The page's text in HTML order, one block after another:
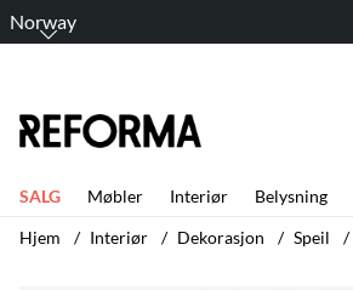
Norway
SALG Møbler Interiør Belysning
Hjem
Interiør Dekorasjon Speil